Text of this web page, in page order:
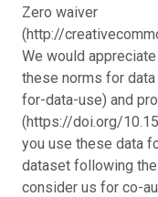
Zero waiver
(http://
We would
these norms for
for-data-use) and
(https://doi.org/
you use these data
dataset following
consider us for co-